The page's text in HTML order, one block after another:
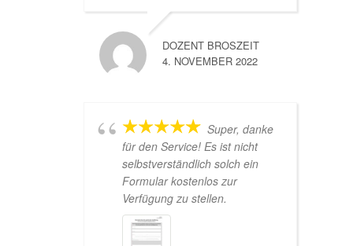
DOZENT BROSZEIT
4. NOVEMBER 2022
Super, danke
für den Service! Es ist nicht
selbstverständlich solch ein
Formular kostenlos zur
Verfügung zu stellen.